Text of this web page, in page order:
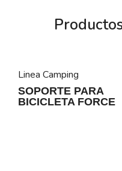
Linea Camping
SOPORTE PARA
BICICLETA FORCE